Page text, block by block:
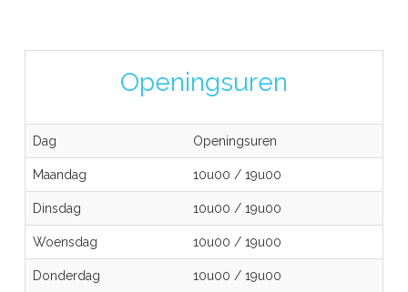
Openingsuren
Dag Openingsuren
Maandag 10u00 /19u00
Dinsdag 10u00 /19u00
Woensdag 10u00 /19u00
Donderdag 10u00 /19u00